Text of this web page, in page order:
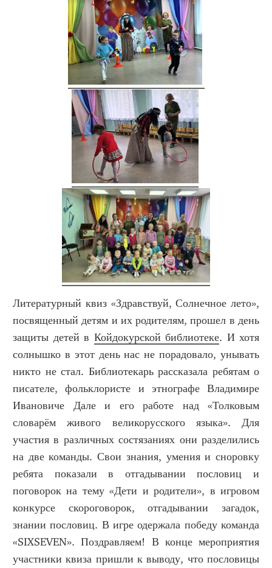
Литературный квиз «Здравствуй, Солнечное лето»,
посвященный детям и их родителям, прошел в день
защиты детей в Койдокурской библиотеке. И хотя
солнышко в этот день нас не порадовало, унывать
никто не стал. Библиотекарь рассказала ребятам о
писателе, фольклористе и этнографе Владимире
Ивановиче Дале и его работе над «Толковым
словарём живого великорусского языка». Для
участия в различных состязаниях они разделились
на две команды. Свои знания, умения и сноровку
ребята показали в отгадывании пословиц и
поговорок на тему «Дети и родители», в игровом
конкурсе скороговорок, отгадывании загадок,
знании пословиц. В игре одержала победу команда
«SIXSEVEN». Поздравляем! В конце мероприятия
участники квиза пришли к выводу, что пословицы